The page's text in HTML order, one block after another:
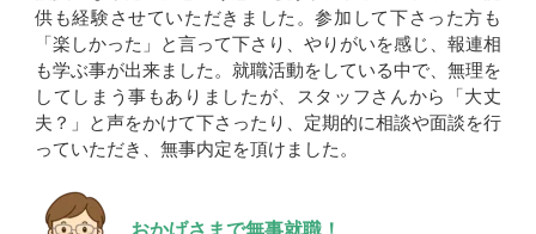
供も経験させていただきました。参加して下さった方も
「楽しかった」と言って下さり、やりがいを感じ、報連相
も学ぶ事が出来ました。就職活動をしている中で、無理を
してしまう事もありましたが、スタッフさんから「大丈
夫？」と声をかけて下さったり、定期的に相談や面談を行
っていただき、無事内定を頂けました。